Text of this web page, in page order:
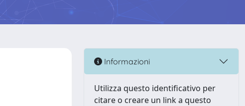
Informazioni
Utilizza questo identificativo per
citare o creare un link a questo